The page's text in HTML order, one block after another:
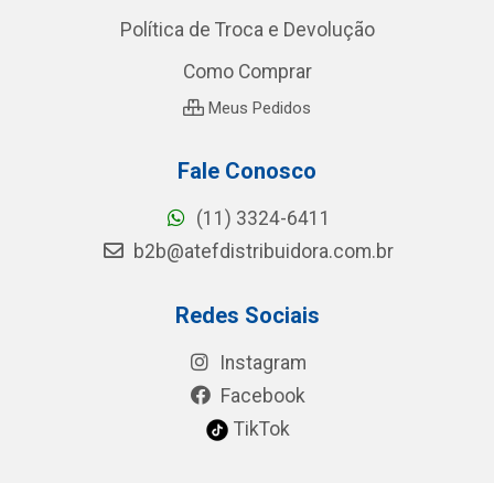
Política de Troca e Devolução
Como Comprar
Meus Pedidos
Fale Conosco
(11) 3324-6411
b2b@atefdistribuidora.com.br
Redes Sociais
Instagram
Facebook
TikTok